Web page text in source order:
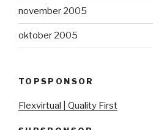
november 2005
oktober 2005
TOPSPONSOR
Flexvirtual | Quality First